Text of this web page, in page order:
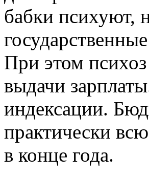
бабки психуют,
При этом психоз
выдачи
индексации.
практически
в конце года.